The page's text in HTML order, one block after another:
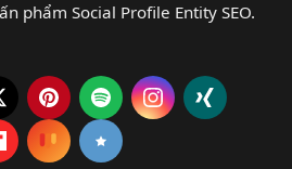
phẩm Social Profile Entity SEO.